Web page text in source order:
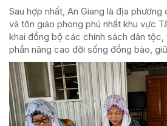
Sau hợp nhất, An Giang là địa
và tôn giáo phong phú nhất khu vực
khai đồng bộ các chính sách dân
phần nâng cao đời sống đồng bào,